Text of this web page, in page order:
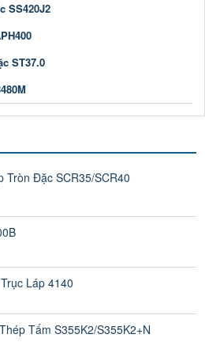
SS420J2
ST37.0
Tròn Đặc SCR35/SCR40
Láp 4140
Tấm S355K2/S355K2+N